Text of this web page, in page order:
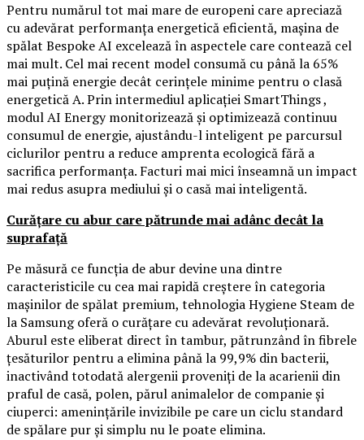
Pentru numărul tot mai mare de europeni care apreciază
cu adevărat performanța energetică eficientă, mașina de
spălat Bespoke AI excelează în aspectele care contează cel
mai mult. Cel mai recent model consumă cu până la 65%
mai puțină energie decât cerințele minime pentru o clasă
energetică A. Prin intermediul aplicației SmartThings ,
modul AI Energy monitorizează și optimizează continuu
consumul de energie, ajustându-l inteligent pe parcursul
ciclurilor pentru a reduce amprenta ecologică fără a
sacrifica performanța. Facturi mai mici înseamnă un impact
mai redus asupra mediului și o casă mai inteligentă.
Curățare cu abur care pătrunde mai adânc decât la
suprafață
Pe măsură ce funcția de abur devine una dintre
caracteristicile cu cea mai rapidă creștere în categoria
mașinilor de spălat premium, tehnologia Hygiene Steam de
la Samsung oferă o curățare cu adevărat revoluționară.
Aburul este eliberat direct în tambur, pătrunzând în fibrele
țesăturilor pentru a elimina până la 99,9% din bacterii,
inactivând totodată alergenii proveniți de la acarienii din
praful de casă, polen, părul animalelor de companie și
ciuperci: amenințările invizibile pe care un ciclu standard
de spălare pur și simplu nu le poate elimina.